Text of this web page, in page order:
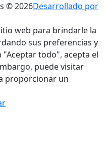
© 2026Desarrollado por
web para brindarle la
sus preferencias y
"Aceptar todo", acepta el
puede visitar
proporcionar un